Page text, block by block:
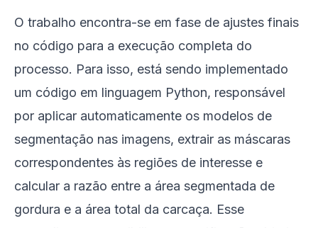
O trabalho encontra-se em fase de ajustes finais
no código para a execução completa do
processo. Para isso, está sendo implementado
um código em linguagem Python, responsável
por aplicar automaticamente os modelos de
segmentação nas imagens, extrair as máscaras
correspondentes às regiões de interesse e
calcular a razão entre a área segmentada de
gordura e a área total da carcaça. Esse